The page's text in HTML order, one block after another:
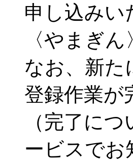
申し込みい
〈やまぎ
なお、新た
登録作業が
（完了に
ービスでお